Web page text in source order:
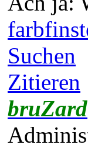
Suchen
Zitieren
bruZard